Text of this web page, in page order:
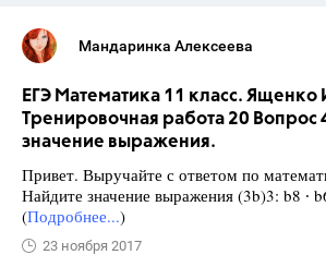
Мандаринка Алексеева
ЕГЭ Математика 11 класс. Ященко
Тренировочная работа 20 Вопрос
значение выражения.
Привет. Выручайте с ответом по
Найдите значение выражения (3b)3: b8 ∙
(Подробнее...)
23 ноября 2017